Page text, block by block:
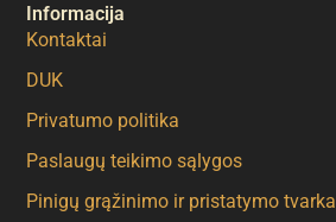
Informacija
Kontaktai
DUK
Privatumo politika
Paslaugų teikimo sąlygos
Pinigų grąžinimo ir pristatymo tvarka